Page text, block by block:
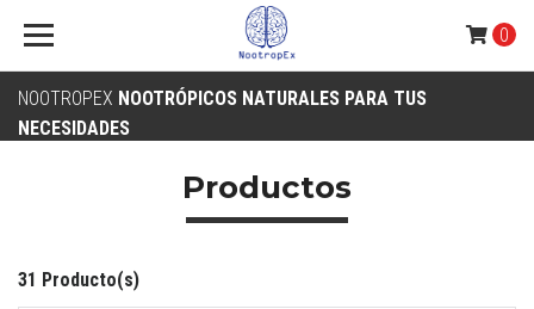
NOOTROPEX NOOTRÓPICOS NATURALES PARA TUS
NECESIDADES
0
Productos
31 Producto(s)